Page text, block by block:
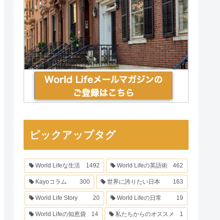
ピックアップタグ
World Lifeな生活 1492 World Lifeの英語術 462
Kayoコラム 300 世界に誇りたい日本 163
World Life Story 20 World Lifeの日常 19
World Lifeの知恵袋 14 私たちからのオススメ 1